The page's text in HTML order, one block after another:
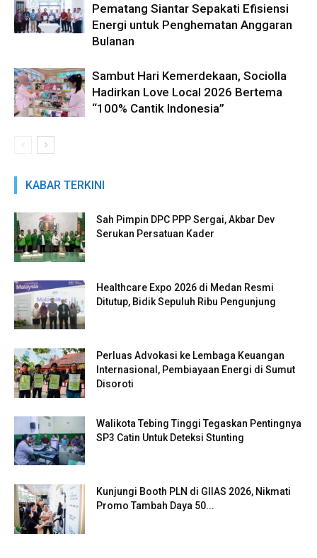
Pematang Siantar Sepakati Efisiensi
Energi untuk Penghematan Anggaran
Bulanan
Sambut Hari Kemerdekaan, Sociolla
Hadirkan Love Local 2026 Bertema
“100% Cantik Indonesia”
KABAR TERKINI
Sah Pimpin DPC PPP Sergai, Akbar Dev
Serukan Persatuan Kader
Healthcare Expo 2026 di Medan Resmi
Ditutup, Bidik Sepuluh Ribu Pengunjung
Perluas Advokasi ke Lembaga Keuangan
Internasional, Pembiayaan Energi di Sumut
Disoroti
Walikota Tebing Tinggi Tegaskan Pentingnya
SP3 Catin Untuk Deteksi Stunting
Kunjungi Booth PLN di GIIAS 2026, Nikmati
Promo Tambah Daya 50...